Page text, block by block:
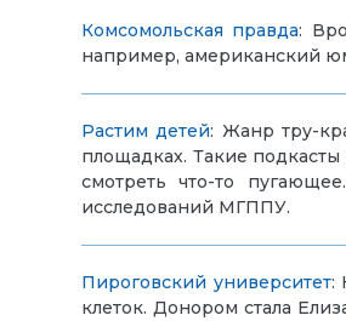
Комсомольская правда:
например, американский
Растим детей: Жанр тру-
площадках. Такие
смотреть что-то
исследований МГППУ.
Пироговский университет:
клеток. Донором стала